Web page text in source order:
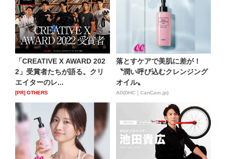
「CREATIVE X AWARD 202
2」受賞者たちが語る。クリ
エイターのレ...
[PR] OTHERS
落とすケアで美肌に差が！
〝潤い呼び込むクレンジング
オイル〟
AD(DHC｜CanCam.jp)